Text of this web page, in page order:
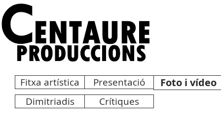
Crítiques
Foto i vídeo
Dimitriadis
Fitxa artística Presentació